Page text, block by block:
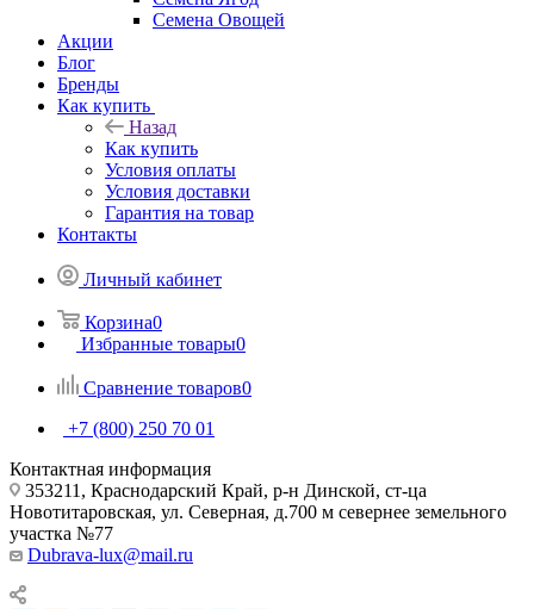
Семена Овощей
Акции
Блог
Бренды
Как купить
Назад
Как купить
Условия оплаты
Условия доставки
Гарантия на товар
Контакты
Личный кабинет
Корзина0
Избранные товары0
Сравнение товаров0
+7 (800) 250 70 01
Контактная информация
353211, Краснодарский Край, р-н Динской, ст-ца
Новотитаровская, ул. Северная, д.700 м севернее земельного
участка №77
Dubrava-lux@mail.ru